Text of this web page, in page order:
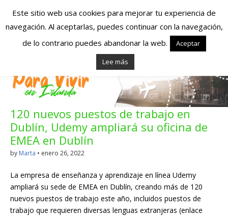
Españoles en
Irlanda – Vivir en
Irlanda – Trabajo
en Irlanda –
Alojamiento en
Irlanda
Blog dedicado a los que viven, estudian y trabajan en
Irlanda!
120 nuevos puestos de trabajo en
Dublín, Udemy ampliará su oficina de
EMEA en Dublín
by Marta • enero 26, 2022
La empresa de enseñanza y aprendizaje en línea Udemy
ampliará su sede de EMEA en Dublín, creando más de 120
nuevos puestos de trabajo este año, incluidos puestos de
trabajo que requieren diversas lenguas extranjeras (enlace
Este sitio web usa cookies para mejorar tu experiencia de
navegación. Al aceptarlas, puedes continuar con la navegación,
de lo contrario puedes abandonar la web.
Aceptar
Lee más